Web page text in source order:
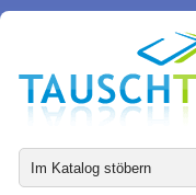
Im Katalog stöbern